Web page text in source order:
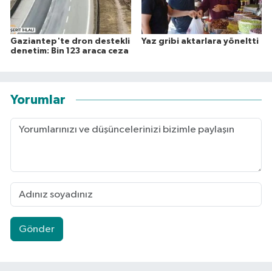
Gaziantep'te dron destekli
denetim: Bin 123 araca ceza
Yaz gribi aktarlara yöneltti
Yorumlar
Gönder